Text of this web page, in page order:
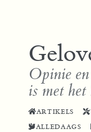
Opinie
is met
ARTIKELS
ALLEDAAGS